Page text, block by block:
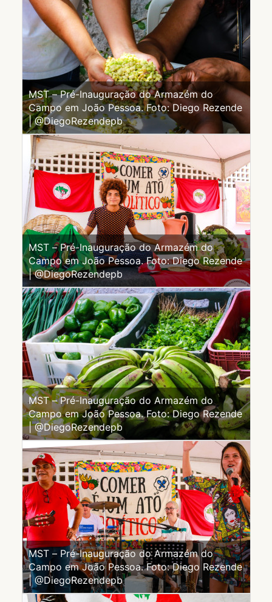
MST – Pré-Inauguração do Armazém do
Campo em João Pessoa. Foto: Diego Rezende
| @DiegoRezendepb
MST – Pré-Inauguração do Armazém do
Campo em João Pessoa. Foto: Diego Rezende
| @DiegoRezendepb
MST – Pré-Inauguração do Armazém do
Campo em João Pessoa. Foto: Diego Rezende
| @DiegoRezendepb
MST – Pré-Inauguração do Armazém do
Campo em João Pessoa. Foto: Diego Rezende
| @DiegoRezendepb